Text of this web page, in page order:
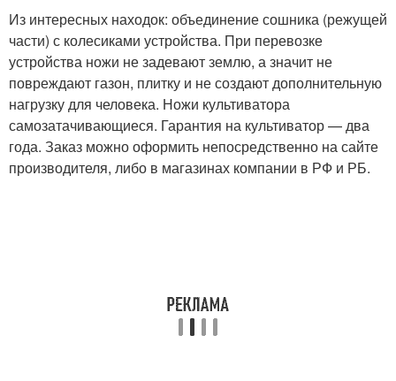
Из интересных находок: объединение сошника (режущей
части) с колесиками устройства. При перевозке
устройства ножи не задевают землю, а значит не
повреждают газон, плитку и не создают дополнительную
нагрузку для человека. Ножи культиватора
самозатачивающиеся. Гарантия на культиватор — два
года. Заказ можно оформить непосредственно на сайте
производителя, либо в магазинах компании в РФ и РБ.